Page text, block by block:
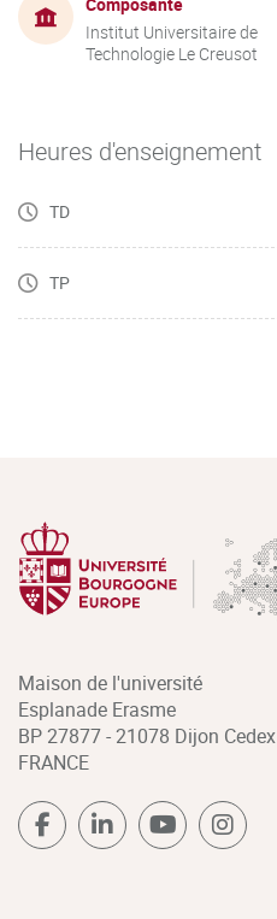
Institut Universitaire de
Technologie Le Creusot
Heures d'enseignement
TD
TP
Maison de l'université
Esplanade Erasme
BP 27877 - 21078 Dijon Cedex
FRANCE